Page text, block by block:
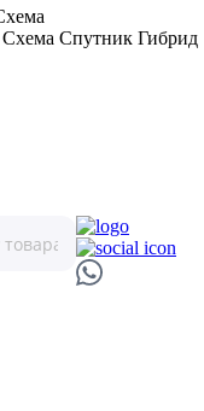
Схема Спутник Гибрид